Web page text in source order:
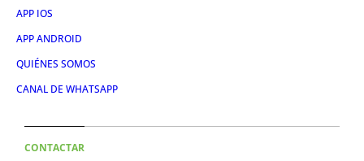
APP IOS
APP ANDROID
QUIÉNES SOMOS
CANAL DE WHATSAPP
CONTACTAR